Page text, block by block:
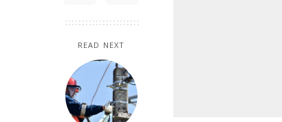
READ NEXT